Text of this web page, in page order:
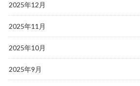
2025年12月
2025年11月
2025年10月
2025年9月